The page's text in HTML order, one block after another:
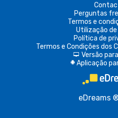
Perguntas
Termos e
Utilização de
Política de
Termos e Condições dos
d Versão
A Aplicação
eDreams